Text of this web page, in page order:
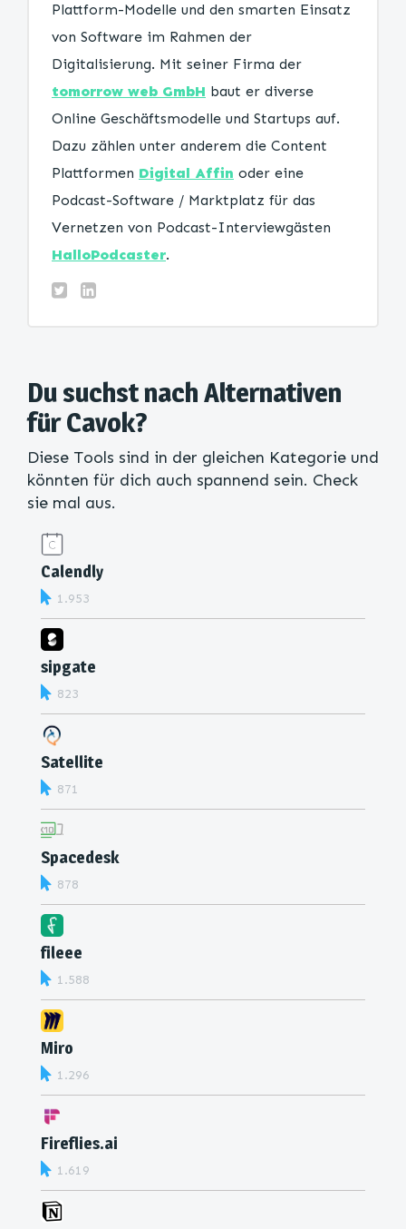
Plattform-Modelle und den smarten Einsatz
von Software im Rahmen der
Digitalisierung. Mit seiner Firma der
tomorrow web GmbH baut er diverse
Online Geschäftsmodelle und Startups auf.
Dazu zählen unter anderem die Content
Plattformen Digital Affin oder eine
Podcast-Software / Marktplatz für das
Vernetzen von Podcast-Interviewgästen
HalloPodcaster.
Du suchst nach Alternativen
für Cavok?
Diese Tools sind in der gleichen Kategorie und
könnten für dich auch spannend sein. Check
sie mal aus.
Calendly
1.953
sipgate
823
Satellite
871
Spacedesk
878
fileee
1.588
Miro
1.296
Fireflies.ai
1.619